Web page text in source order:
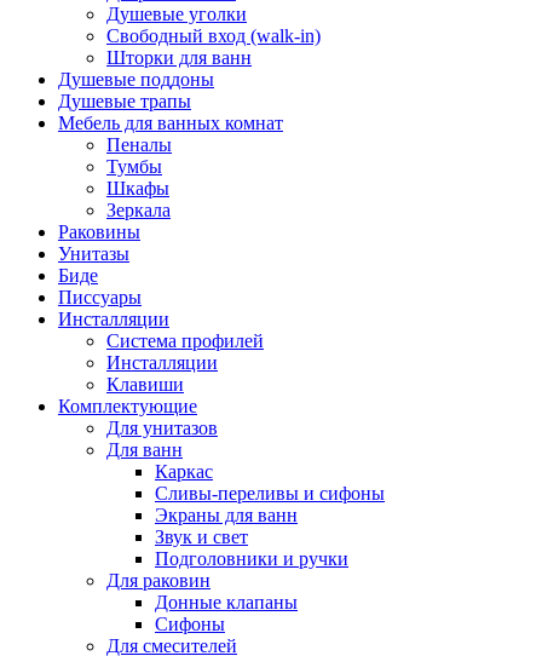
Душевые уголки
Свободный вход (walk-in)
Шторки для ванн
Душевые поддоны
Душевые трапы
Мебель для ванных комнат
Пеналы
Тумбы
Шкафы
Зеркала
Раковины
Унитазы
Биде
Писсуары
Инсталляции
Система профилей
Инсталляции
Клавиши
Комплектующие
Для унитазов
Для ванн
Каркас
Сливы-переливы и сифоны
Экраны для ванн
Звук и свет
Подголовники и ручки
Для раковин
Донные клапаны
Сифоны
Для смесителей